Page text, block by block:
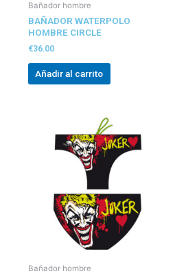
Bañador hombre
BAÑADOR WATERPOLO
HOMBRE CIRCLE
€36.00
Añadir al carrito
Bañador hombre